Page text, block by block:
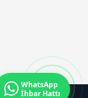
WhatsApp
İhbar Hattı